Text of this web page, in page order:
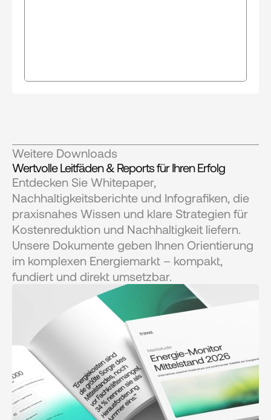
Weitere Downloads
Wertvolle Leitfäden & Reports für Ihren Erfolg
Entdecken Sie Whitepaper,
Nachhaltigkeitsberichte und Infografiken, die
praxisnahes Wissen und klare Strategien für
Kostenreduktion und Nachhaltigkeit liefern.
Unsere Dokumente geben Ihnen Orientierung
im komplexen Energiemarkt – kompakt,
fundiert und direkt umsetzbar.